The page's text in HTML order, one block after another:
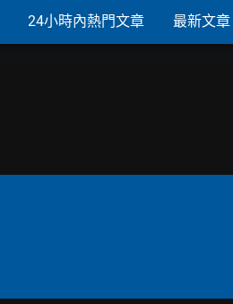
24小時內熱門文章 最新文章